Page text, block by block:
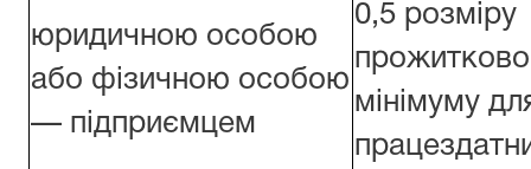
юридичною особою
або фізичною особою
— підприємцем
0,5 розміру
мінімуму